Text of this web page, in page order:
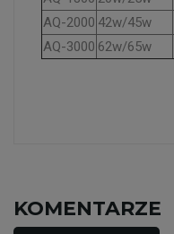
AQ-2000 42w/45w
AQ-3000 62w/65w
KOMENTARZE